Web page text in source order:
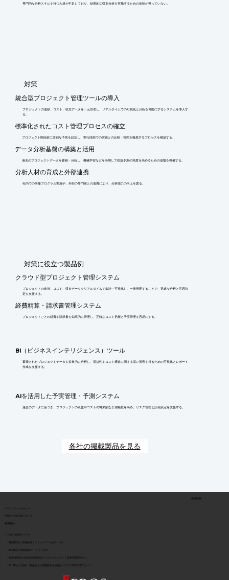
専門的な分析スキルを持つ人材が不足しており、効果的な収支分析を実施するための体制が整っていない。
​対策
統合型プロジェクト管理ツールの導入
プロジェクトの進捗、コスト、収支データを一元管理し、リアルタイムでの可視化と分析を可能にするシステムを導入す
る。
標準化されたコスト管理プロセスの確立
プロジェクト開始前に詳細な予算を設定し、実行段階での実績との比較・管理を徹底するプロセスを構築する。
データ分析基盤の構築と活用
過去のプロジェクトデータを蓄積・分析し、機械学習などを活用して収益予測の精度を高めるための基盤を整備する。
分析人材の育成と外部連携
社内での研修プログラム実施や、外部の専門家との連携により、分析能力の向上を図る。
​対策に役立つ製品例
クラウド型プロジェクト管理システム
プロジェクトの進捗、コスト、収支データをリアルタイムで集計・可視化し、一元管理することで、迅速な分析と意思決
定を支援する。
経費精算・請求書管理システム
プロジェクトごとの経費や請求書を効率的に管理し、正確なコスト把握と予実管理を容易にする。
BI（ビジネスインテリジェンス）ツール
蓄積されたプロジェクトデータを多角的に分析し、収益性やコスト構造に関する深い洞察を得るための可視化とレポート
作成を支援する。
AIを活用した予実管理・予測システム
過去のデータに基づき、プロジェクトの収益やコストの将来的な予測精度を高め、リスク管理と計画策定を支援する。
各社の掲載製品を見る
​情報の外部伝達について
会社情報
イプロス関連サービス
> 製造業向け情報検索サイト イプロスものづくり
> BtoB向け | 目的・用途起点で課題解決を支援 | イプロス業界別専門サイト
> BtoB向け情報検索サイト イプロス
> 製造業特化の用途別課題解決 | イプロスものづくり業界別専門サイト